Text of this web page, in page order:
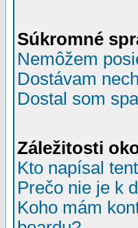
Súkromné
Nemôžem
Dostávam
Dostal som
Záležitosti
Kto napísal
Prečo nie je k
Koho mám